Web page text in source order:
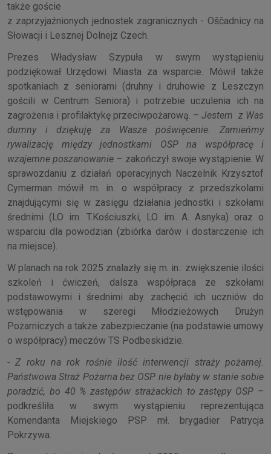
także goście
z zaprzyjaźnionych jednostek zagranicznych - Oščadnicy na
Słowacji i Lesznej Dolnejz Czech.
Prezes Władysław Szypuła w swym wystąpieniu
podziękował Urzędowi Miasta za wsparcie. Mówił także
spotkaniach z seniorami (druhny i druhowie z Leszczyn
gościli w Centrum Seniora) i potrzebie uczulenia ich na
zagrożenia i profilaktykę przeciwpożarową. – Jestem z Was
dumny i dziękuję za Wasze poświęcenie. Zamieńmy
rywalizację między jednostkami OSP na współpracę i
wzajemne poszanowanie – zakończył swoje wystąpienie. W
sprawozdaniu z działań operacyjnych Naczelnik Krzysztof
Cymerman mówił m. in. o współpracy z przedszkolami
znajdującymi się w zasięgu działania jednostki i szkołami
średnimi (LO im. T.Kościuszki, LO im. A. Asnyka) oraz o
wsparciu dla powodzian (zbiórka darów i dostarczenie ich
na miejsce).
W planach na rok 2025 znalazły się m. in.: zwiększenie ilości
szkoleń i ćwiczeń, dalsza współpraca ze szkołami
podstawowymi i średnimi aby zachęcić ich uczniów do
wstępowania w szeregi Młodzieżowych Drużyn
Pożarniczych a także zabezpieczanie (na podstawie umowy
o współpracy) meczów TS Podbeskidzie.
- Z roku na rok rośnie ilość interwencji straży pożarnej.
Państwowa Straż Pożarna bez OSP nie byłaby w stanie sobie
poradzić, bo 40 % zastępów strażackich to zastępy OSP –
podkreśliła w swym wystąpieniu reprezentująca
Komendanta Miejskiego PSP mł. brygadier Patrycja
Pokrzywa.